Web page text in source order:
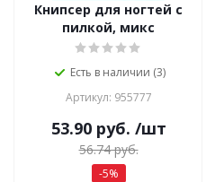
Книпсер для ногтей с
пилкой, микс
Есть в наличии (3)
Артикул: 955777
53.90руб. /шт
56.74руб.
-5%